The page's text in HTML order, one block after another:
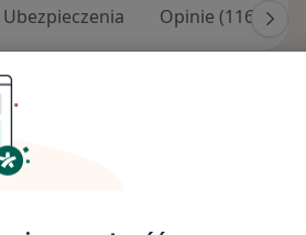
Ubezpieczenia Opinie (116)